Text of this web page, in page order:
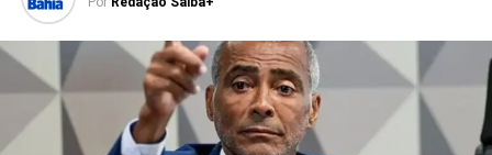
no enfrentamento da criminalidade.
Caso a proposta avance, a criação do Ministério da
Segurança dependerá da tramitação e aprovação das
medidas necessárias no Congresso Nacional, além dos
procedimentos legais para implementação da nova